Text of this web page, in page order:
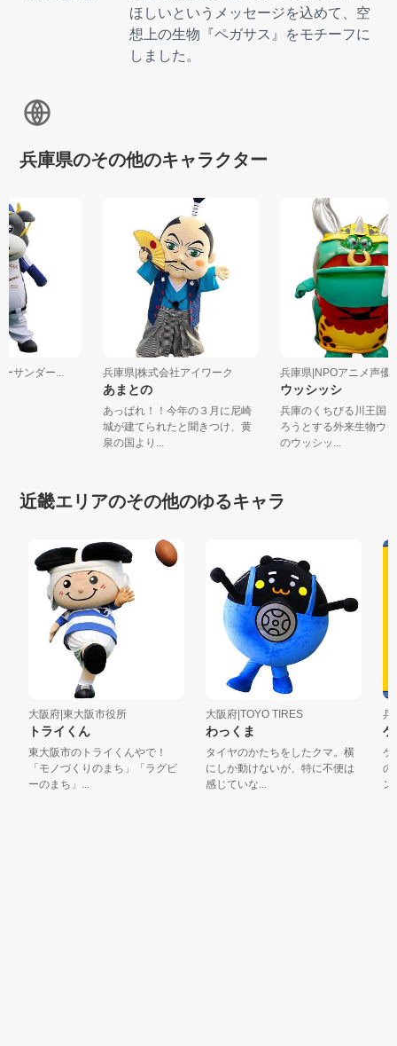
ほしいというメッセージを込めて、空
想上の生物『ペガサス』をモチーフに
しました。
兵庫県のその他のキャラクター
ーサンダー... 兵庫県|株式会社アイワーク
あまとの
あっぱれ！！今年の３月に尼崎
城が建てられたと聞きつけ、黄
泉の国より...
兵庫県|NPOアニメ声
ウッシッシ
兵庫のくちびる川王
ろうとする外来生物
のウッシッ...
近畿エリアのその他のゆるキャラ
大阪府|東大阪市役所
トライくん
東大阪市のトライくんやで！
「モノづくりのまち」「ラグビ
ーのまち」...
大阪府|TOYO TIRES
わっくま
タイヤのかたちをしたクマ。横
にしか動けないが、特に不便は
感じていな...
兵
ケ
ケ
の
ン